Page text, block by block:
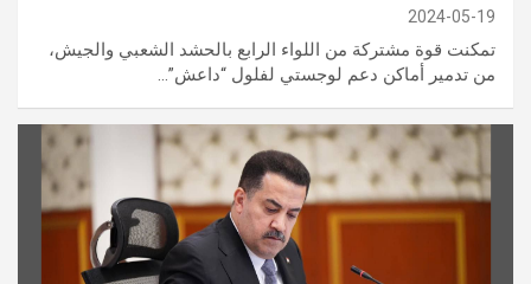
2024-05-19
تمكنت قوة مشتركة من اللواء الرابع بالحشد الشعبي والجيش،
من تدمير أماكن دعم لوجستي لفلول “داعش”…